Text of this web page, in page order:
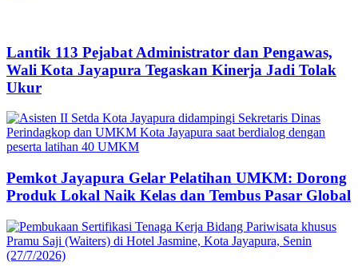
Lantik 113 Pejabat Administrator dan Pengawas,
Wali Kota Jayapura Tegaskan Kinerja Jadi Tolak
Ukur
Pemkot Jayapura Gelar Pelatihan UMKM: Dorong
Produk Lokal Naik Kelas dan Tembus Pasar Global